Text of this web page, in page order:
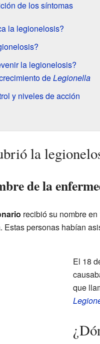
de los síntomas
la legionelosis?
la legionelosis?
deLegionella
y niveles de acción
la
de la
recibió su nombre
Estas personas habían
El 18
que